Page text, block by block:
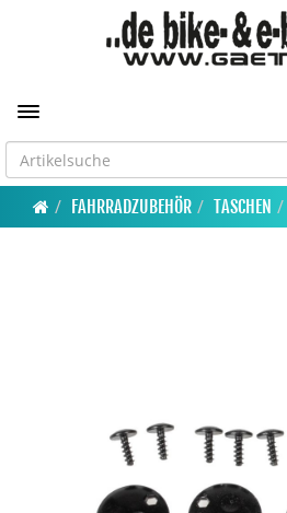
Toggle navigation
FAHRRADZUBEHÖR TASCHEN